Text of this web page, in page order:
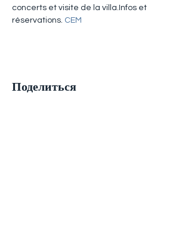
concerts et visite de la villa.Infos et
réservations. CEM
Поделиться